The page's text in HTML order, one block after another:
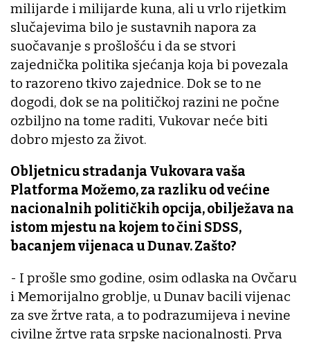
milijarde i milijarde kuna, ali u vrlo rijetkim
slučajevima bilo je sustavnih napora za
suočavanje s prošlošću i da se stvori
zajednička politika sjećanja koja bi povezala
to razoreno tkivo zajednice. Dok se to ne
dogodi, dok se na političkoj razini ne počne
ozbiljno na tome raditi, Vukovar neće biti
dobro mjesto za život.
Obljetnicu stradanja Vukovara vaša
Platforma Možemo, za razliku od većine
nacionalnih političkih opcija, obilježava na
istom mjestu na kojem to čini SDSS,
bacanjem vijenaca u Dunav. Zašto?
- I prošle smo godine, osim odlaska na Ovčaru
i Memorijalno groblje, u Dunav bacili vijenac
za sve žrtve rata, a to podrazumijeva i nevine
civilne žrtve rata srpske nacionalnosti. Prva